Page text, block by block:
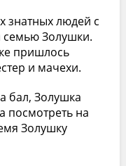
знатных людей с
семью Золушки.
пришлось
и мачехи.
бал, Золушка
посмотреть на
Золушку